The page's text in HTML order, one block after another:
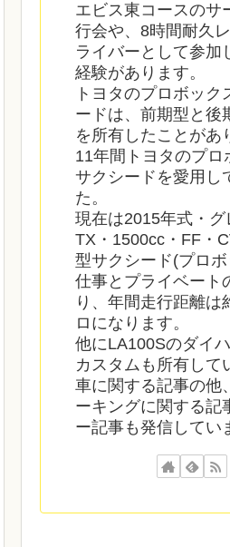
エビス東コースのサ
行会や、8時間耐久
ライバーとして参加
経験があります。
トヨタのプロボック
ードは、前期型と後
を所有したことがあ
11年間トヨタのプロ
サクシードを愛用し
た。
現在は2015年式・グ
TX・1500cc・FF・
型サクシード(プロ
仕事とプライベート
り、年間走行距離は
ロになります。
他にLA100Sのダイ
カスタムも所有して
車に関する記事の他
ーキングに関する記
ー記事も発信してい